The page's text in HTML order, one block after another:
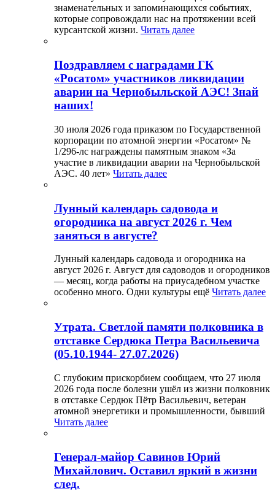
знаменательных и запоминающихся событиях,
которые сопровождали нас на протяжении всей
курсантской жизни. Читать далее
Поздравляем с наградами ГК
«Росатом» участников ликвидации
аварии на Чернобыльской АЭС! Знай
наших!
30 июля 2026 года приказом по Государственной
корпорации по атомной энергии «Росатом» №
1/296-лс награждены памятным знаком «За
участие в ликвидации аварии на Чернобыльской
АЭС. 40 лет» Читать далее
Лунный календарь садовода и
огородника на август 2026 г. Чем
заняться в августе?
Лунный календарь садовода и огородника на
август 2026 г. Август для садоводов и огородников
— месяц, когда работы на приусадебном участке
особенно много. Одни культуры ещё Читать далее
Утрата. Светлой памяти полковника в
отставке Сердюка Петра Васильевича
(05.10.1944- 27.07.2026)
С глубоким прискорбием сообщаем, что 27 июля
2026 года после болезни ушёл из жизни полковник
в отставке Сердюк Пётр Васильевич, ветеран
атомной энергетики и промышленности, бывший
Читать далее
Генерал-майор Савинов Юрий
Михайлович. Оставил яркий в жизни
след.